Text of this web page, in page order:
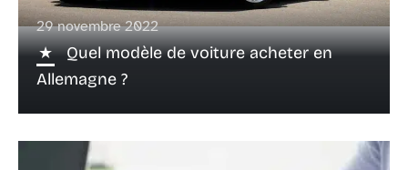
29 novembre 2022
Quel modèle de voiture acheter en
Allemagne ?